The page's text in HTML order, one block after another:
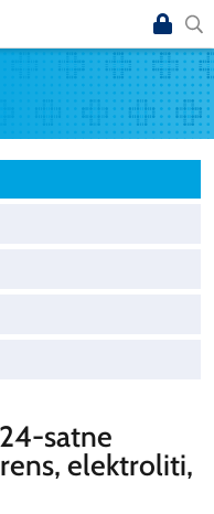
satne
elektroliti,